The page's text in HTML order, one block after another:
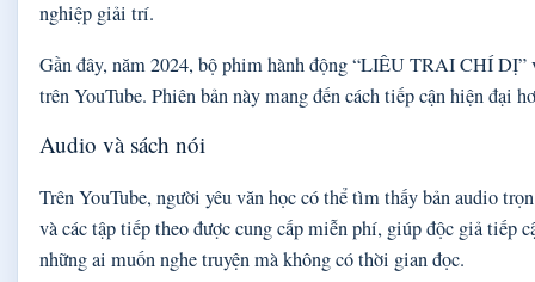
nghiệp giải trí.
Gần đây, năm 2024, bộ phim hành động “LIÊU TRAI CHÍ
trên YouTube. Phiên bản này mang đến cách tiếp cận hiện đại
Audio và sách nói
Trên YouTube, người yêu văn học có thể tìm thấy bản audio
và các tập tiếp theo được cung cấp miễn phí, giúp độc giả tiếp
những ai muốn nghe truyện mà không có thời gian đọc.